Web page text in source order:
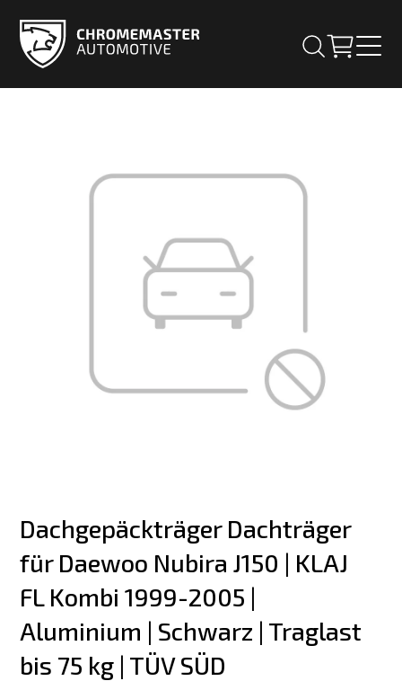
Dachgepäckträger Dachträger
für Daewoo Nubira J150 | KLAJ
FL Kombi 1999-2005 |
Aluminium | Schwarz | Traglast
bis 75 kg | TÜV SÜD